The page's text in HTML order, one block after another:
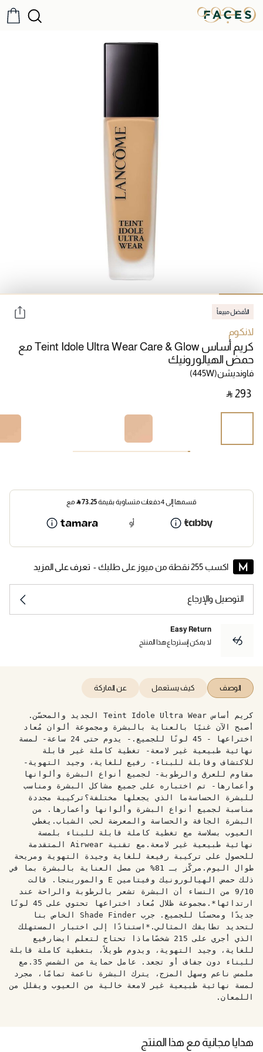
الأفضل مبيعاً
لانكوم
كريم أساس Teint Idole Ultra Wear Care & Glow مع
حمض الهيالورونيك
فاونديشن(445W)
‎ ⃁ ⁦293⁩ ‎
قسمها إلى 4 دفعات متساوية بقيمة 73.25
⃁ مع
أو
اكسب 255 نقطة من ميوز على طلبك - تعرف على المزيد
التوصيل والإرجاع
Easy Return
لا يمكن إسترجاع هذا المنتج
الوصف كيف يستعمل عن الماركة
كريم أساس Teint Idole Ultra Wear الجديد والمحسّن.
أصبح الآن غنيًا بالعناية بالبشرة ومجموعة ألوان مُعاد
اختراعها - 45 لونًا للجميع.- يدوم حتى 24 ساعة- لمسة
نهائية طبيعية غير لامعة- تغطية كاملة غير قابلة
للاكتشاف وقابلة للبناء- رفيع للغاية، وجيد التهوية-
مقاوم للعرق والرطوبة- لجميع أنواع البشرة وألوانها
وأعمارها- تم اختباره على جميع مشاكل البشرة ومناسب
للبشرة الحساسةما الذي يجعلها مختلفة؟تركيبة مجددة
مناسبة لجميع أنواع البشرة وألوانها وأعمارها. من
البشرة الجافة والحساسة والمعرضة لحب الشباب.يغطي
العيوب بسلاسة مع تغطية كاملة قابلة للبناء بلمسة
نهائية طبيعية غير لامعة.مع تقنية Airwear المتقدمة
للحصول على تركيبة رفيعة للغاية وجيدة التهوية ومريحة
طوال اليوم.مركّز بـ 81% من مصل العناية بالبشرة بما في
ذلك حمض الهيالورونيك وفيتامين E والمورينجا. قالت
9/10 من النساء أن البشرة تشعر بالرطوبة والراحة عند
ارتدائها*.مجموعة ظلال مُعاد اختراعها تحتوي على 45 لونًا
جديدًا ومحسنًا للجميع. جرب Shade Finder الخاص بنا
لتحديد تطابقك المثالي.*استنادًا إلى اختبار المستهلك
الذي أجري على 215 شخصًاماذا تحتاج لتعلم ايضارفيع
للغاية، وجيد التهوية، ويدوم طويلاً، بتغطية كاملة قابلة
للبناء دون جفاف أو تجعد. عامل حماية من الشمس 35.مع
ملمس ناعم وسهل المزج، يترك البشرة ناعمة تمامًا، مجرد
لمسة نهائية طبيعية غير لامعة خالية من العيوب ويقلل من
اللمعان.
هدايا مجانية مع هذا المنتج